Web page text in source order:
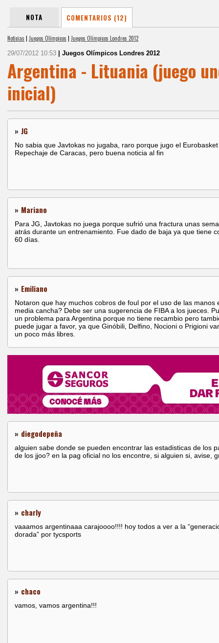
NOTA COMENTARIOS (12)
Noticias | Juegos Olímpicos | Juegos Olímpicos Londres 2012
29/07/2012 10:53 | Juegos Olímpicos Londres 2012
Argentina - Lituania (juego
inicial)
» JG
No sabia que Javtokas no jugaba, raro porque jugo el
Repechaje de Caracas, pero buena noticia al fin
» Mariano
Para JG, Javtokas no juega porque sufrió una fractura unas
atrás durante un entrenamiento. Fue dado de baja ya que tiene
60 días.
» Emiliano
Notaron que hay muchos cobros de foul por el uso de las manos
media cancha? Debe ser una sugerencia de FIBA a los jueces.
un problema para Argentina porque no tiene recambio pero
puede jugar a favor, ya que Ginóbili, Delfino, Nocioni o Prigioni
un poco más libres.
» diegodepeña
alguien sabe donde se pueden encontrar las estadisticas de los
de los jjoo? en la pag oficial no los encontre, si alguien si, avise,
» charly
vaaamos argentinaaa carajoooo!!!! hoy todos a ver a la
dorada” por tycsports
» chaco
vamos, vamos argentina!!!